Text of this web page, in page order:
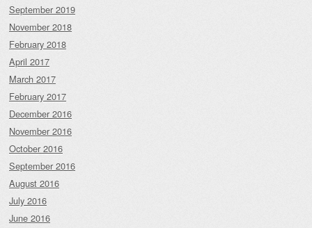
September 2019
November 2018
February 2018
April 2017
March 2017
February 2017
December 2016
November 2016
October 2016
September 2016
August 2016
July 2016
June 2016